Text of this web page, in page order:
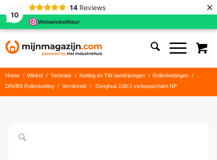
10
14 Reviews ×
Home / Winkel / Techniek / Ketting en TW aandrijvingen / Rollenkettingen
/
DIN/BS Rollenketting
/ Vernikkeld / Donghua 10B-2 verloopschalm NP